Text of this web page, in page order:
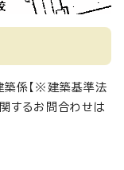
築係【※建築基準法
するお問合わせは